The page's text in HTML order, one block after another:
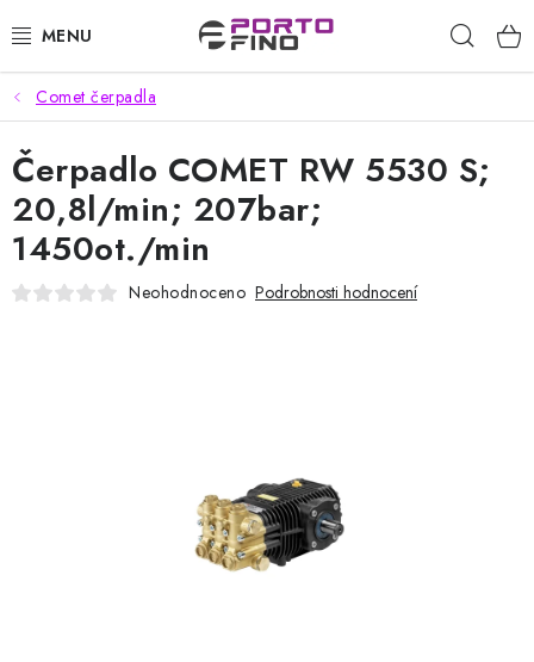
na
CHEMIE A PÉČE O VOZIDLA
PŘÍSLUŠENSTVÍ A ND K AUTOMYČKÁM
VYSOKOTLAKÉ A ČISTÍCÍ STROJE
VYSAVAČE, TEPOVAČE
CHEMIE - BEZKONTAKTNÍ MYČKY
HODNOCENÍ OBCHODU
Comet čerpadla
Čerpadlo COMET RW 5530 S;
20,8l/min; 207bar;
1450ot./min
Neohodnoceno Podrobnosti hodnocení